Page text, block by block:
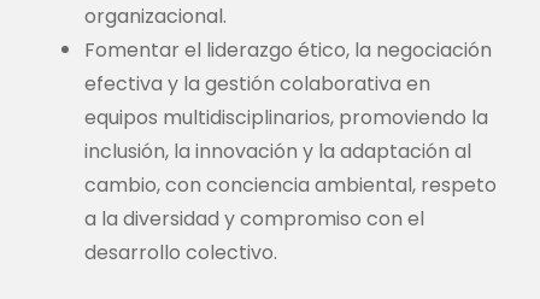
organizacional.
Fomentar el liderazgo ético, la negociación
efectiva y la gestión colaborativa en
equipos multidisciplinarios, promoviendo la
inclusión, la innovación y la adaptación al
cambio, con conciencia ambiental, respeto
a la diversidad y compromiso con el
desarrollo colectivo.